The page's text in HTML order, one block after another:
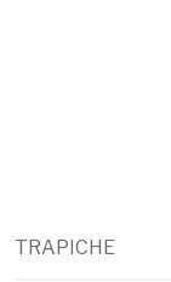
TRAPICHE